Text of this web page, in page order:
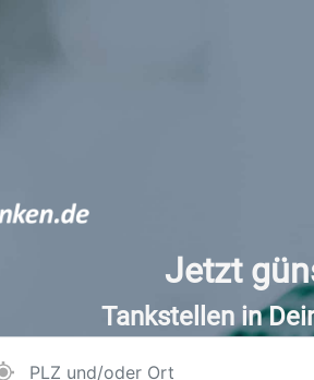
Jetzt
Tankstellen in